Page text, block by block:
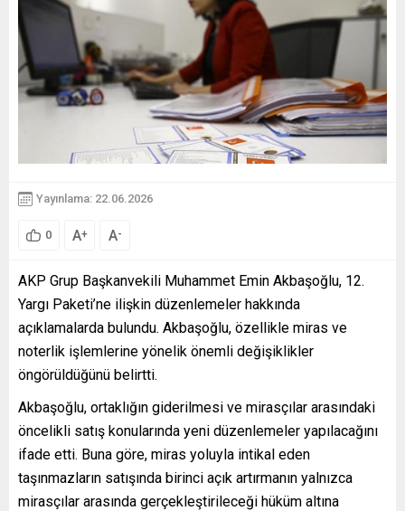
Yayınlama: 22.06.2026
0 A+ A-
AKP Grup Başkanvekili Muhammet Emin Akbaşoğlu, 12.
Yargı Paketi’ne ilişkin düzenlemeler hakkında
açıklamalarda bulundu. Akbaşoğlu, özellikle miras ve
noterlik işlemlerine yönelik önemli değişiklikler
öngörüldüğünü belirtti.
Akbaşoğlu, ortaklığın giderilmesi ve mirasçılar arasındaki
öncelikli satış konularında yeni düzenlemeler yapılacağını
ifade etti. Buna göre, miras yoluyla intikal eden
taşınmazların satışında birinci açık artırmanın yalnızca
mirasçılar arasında gerçekleştirileceği hüküm altına